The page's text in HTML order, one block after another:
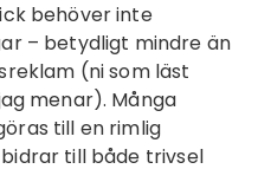
– betydligt mindre än
(ni som läst
menar). Många
till en rimlig
till både trivsel